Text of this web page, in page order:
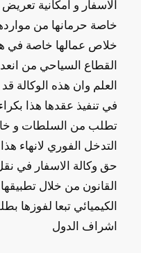
الاسفار و امكانية
خاصة حرمانها من
خلاص عمالها خاصة في
القطاع السياحي من
العلم وان هذه الوكالة
في تنفيذ عقدها هذا
تطلب من السلطات و
التدخل الفوري لانهاء
حق وكالة الاسفار في
القانون من خلال
الكيميائي تبعا
اشراف الدول